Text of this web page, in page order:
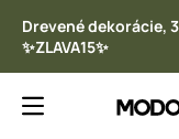
Drevené dekorácie,
✨ZLAVA15✨